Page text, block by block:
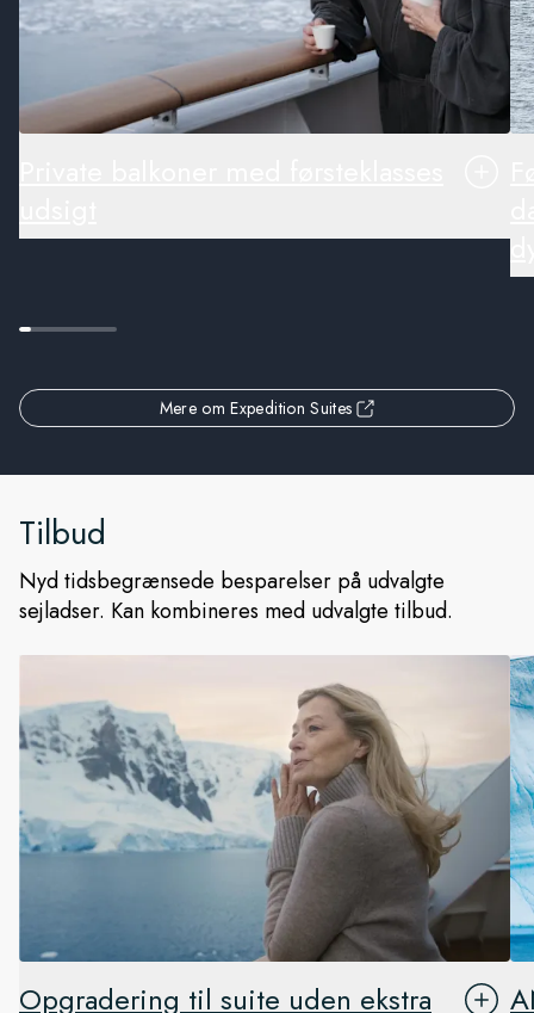
Mere om Expedition Suites
Tilbud
Nyd tidsbegrænsede besparelser på udvalgte
sejladser. Kan kombineres med udvalgte tilbud.
Opgradering til suite uden ekstra